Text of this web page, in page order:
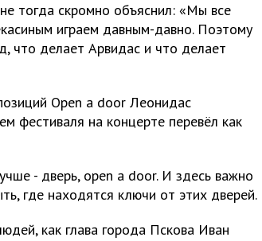
тогда скромно объяснил: «Мы все
играем давным-давно. Поэтому
что делает Арвидас и что делает
Open a door Леонидас
фестиваля на концерте перевёл как
- дверь, open a door. И здесь важно
где находятся ключи от этих дверей.
как глава города Пскова Иван